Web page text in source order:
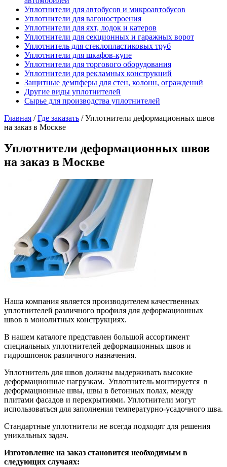
Уплотнители для автобусов и микроавтобусов
Уплотнители для вагоностроения
Уплотнители для яхт, лодок и катеров
Уплотнители для секционных и гаражных ворот
Уплотнитель для стеклопластиковых труб
Уплотнители для шкафов-купе
Уплотнители для торгового оборудования
Уплотнители для рекламных конструкций
Защитные демпферы для стен, колонн, ограждений
Другие виды уплотнителей
Сырье для производства уплотнителей
Главная /Где заказать /Уплотнители деформационных швов
на заказ в Москве
Уплотнители деформационных швов
на заказ в Москве
Наша компания является производителем качественных
уплотнителей различного профиля для деформационных
швов в монолитных конструкциях.
В нашем каталоге представлен большой ассортимент
специальных уплотнителей деформационных швов и
гидрошпонок различного назначения.
Уплотнитель для швов должны выдерживать высокие
деформационные нагрузкам. Уплотнитель монтируется в
деформационные швы, швы в бетонных полах, между
плитами фасадов и перекрытиями. Уплотнители могут
использоваться для заполнения температурно-усадочного шва.
Стандартные уплотнители не всегда подходят для решения
уникальных задач.
Изготовление на заказ становится необходимым в
следующих случаях: